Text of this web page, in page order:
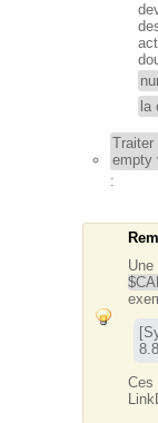
la
Traiter
empty
:
Ces